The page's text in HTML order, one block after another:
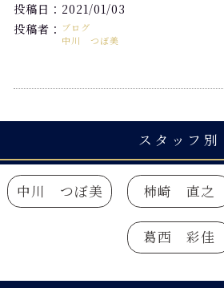
投稿日：2021/01/03
投稿者： ブログ
中川 つぼ美
スタッフ別
中川 つぼ美 柿崎 直之
葛西 彩佳